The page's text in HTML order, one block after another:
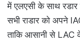
में एलएसी के साथ
सभी राडार को अपने
ताकि आसानी से LAC के